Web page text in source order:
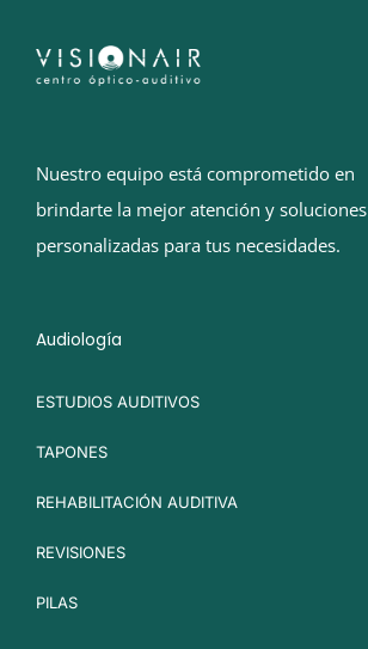
Nuestro equipo está comprometido en
brindarte la mejor atención y soluciones
personalizadas para tus necesidades.
Audiología
ESTUDIOS AUDITIVOS
TAPONES
REHABILITACIÓN AUDITIVA
REVISIONES
PILAS